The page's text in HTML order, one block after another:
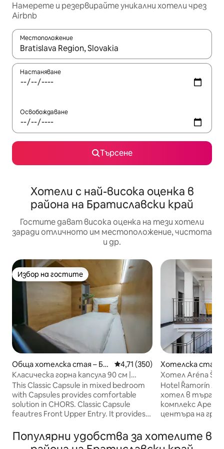
Намерете и резервирайте уникални хотели чрез
Airbnb
Местоположение
Когато резултатите се покажат, използвайте
Настаняване
Освобождаване
Търсене
Хотели с най-висока оценка в
района на Братиславски край
Гостите дават висока оценка на тези хотели
заради отличното им местоположение, чистота
и др.
Избор на гостите
Избор на гостите
Обща хотелска стая – Бр
атислава
Средна оценка: 4,71 от 5,
4,71 (350)
Класическа горна капсула 90 см |
Общежитие
This Classic Capsule in mixed bedroom
with Capsules provides comfortable
solution in CHORS. Classic Capsule
feautres Front Upper Entry. It provides
your Capsule, including socket for
charging, LED lighting, key card locker
Хотелска стая
Хотел Aréna
Hotel Řamorín
хотел в
комплекс
центъра на
просторни
индустриален
Популярни удобства за хотелите в